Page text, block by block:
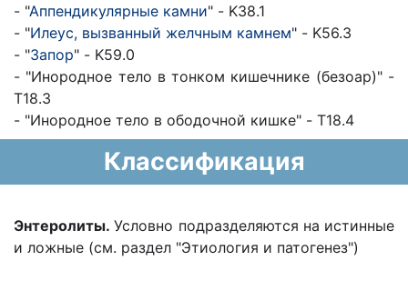
- "Аппендикулярные камни" - K38.1
- "Илеус, вызванный желчным камнем" - K56.3
- "Запор" - K59.0
- "Инородное тело в тонком кишечнике (безоар)" -
T18.3
- "Инородное тело в ободочной кишке" - T18.4
Классификация
Энтеролиты.Условно подразделяются на истинные
и ложные (см. раздел "Этиология и патогенез")